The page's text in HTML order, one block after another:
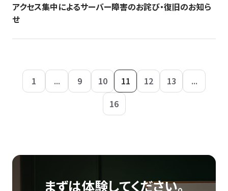
アクセス集中によるサーバー障害のお詫び・復旧のお知ら
せ
1 ... 9 10 11 12 13
...
16
まずは体験してください。